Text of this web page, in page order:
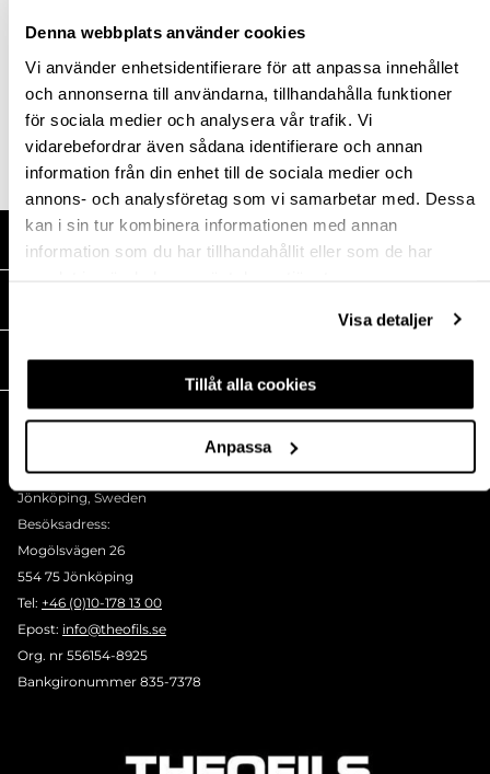
Denna webbplats använder cookies
Vi använder enhetsidentifierare för att anpassa innehållet
och annonserna till användarna, tillhandahålla funktioner
för sociala medier och analysera vår trafik. Vi
vidarebefordrar även sådana identifierare och annan
information från din enhet till de sociala medier och
annons- och analysföretag som vi samarbetar med. Dessa
kan i sin tur kombinera informationen med annan
information som du har tillhandahållit eller som de har
Visa detaljer
Tillåt alla cookies
Anpassa
Köp
THEOFILS
BOX 1009 551 11
Jönköping, Sweden
Besöksadress:
Mogölsvägen 26
554 75 Jönköping
Tel: +46 (0)10-178 13 00
Epost: info@theofils.se
Org. nr 556154-8925
Bankgironummer 835-7378